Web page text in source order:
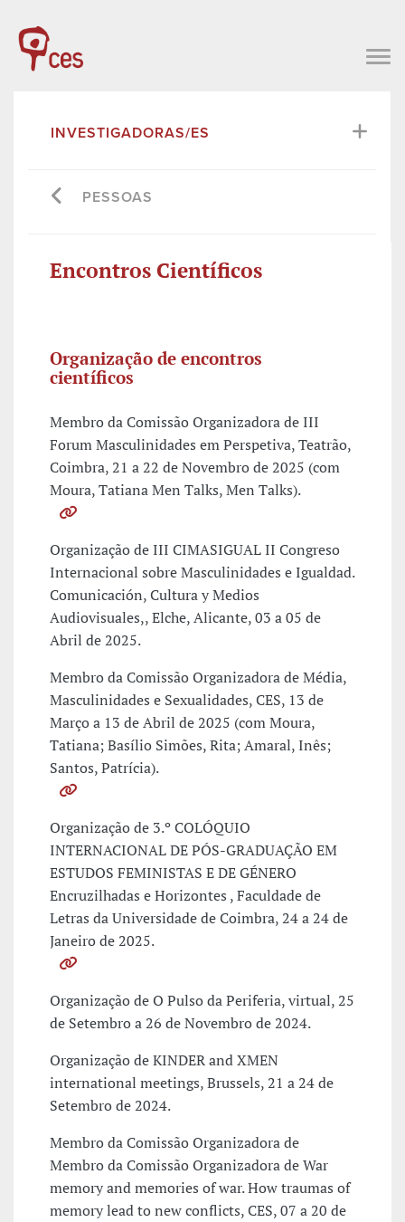
INVESTIGADORAS/ES
PESSOAS
Encontros Científicos
Organização de encontros
científicos
Membro da Comissão Organizadora de III
Forum Masculinidades em Perspetiva, Teatrão,
Coimbra, 21 a 22 de Novembro de 2025 (com
Moura, Tatiana Men Talks, Men Talks).
Organização de III CIMASIGUAL II Congreso
Internacional sobre Masculinidades e Igualdad.
Comunicación, Cultura y Medios
Audiovisuales,, Elche, Alicante, 03 a 05 de
Abril de 2025.
Membro da Comissão Organizadora de Média,
Masculinidades e Sexualidades, CES, 13 de
Março a 13 de Abril de 2025 (com Moura,
Tatiana; Basílio Simões, Rita; Amaral, Inês;
Santos, Patrícia).
Organização de 3.º COLÓQUIO
INTERNACIONAL DE PÓS-GRADUAÇÃO EM
ESTUDOS FEMINISTAS E DE GÉNERO
Encruzilhadas e Horizontes , Faculdade de
Letras da Universidade de Coimbra, 24 a 24 de
Janeiro de 2025.
Organização de O Pulso da Periferia, virtual, 25
de Setembro a 26 de Novembro de 2024.
Organização de KINDER and XMEN
international meetings, Brussels, 21 a 24 de
Setembro de 2024.
Membro da Comissão Organizadora de
Membro da Comissão Organizadora de War
memory and memories of war. How traumas of
memory lead to new conflicts, CES, 07 a 20 de